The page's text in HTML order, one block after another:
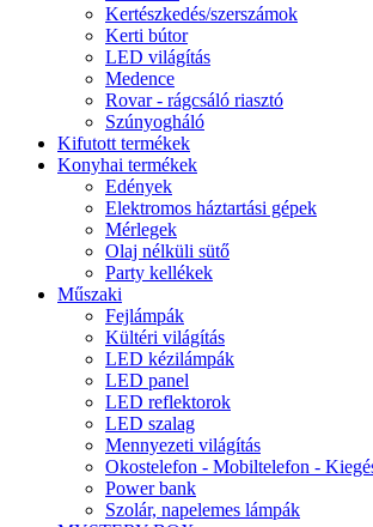
Kertészkedés/szerszámok
Kerti bútor
LED világítás
Medence
Rovar - rágcsáló riasztó
Szúnyogháló
Kifutott termékek
Konyhai termékek
Edények
Elektromos háztartási gépek
Mérlegek
Olaj nélküli sütő
Party kellékek
Műszaki
Fejlámpák
Kültéri világítás
LED kézilámpák
LED panel
LED reflektorok
LED szalag
Mennyezeti világítás
Okostelefon - Mobiltelefon -
Power bank
Szolár, napelemes lámpák